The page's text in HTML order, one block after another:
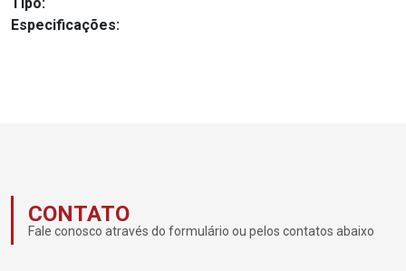
Especificações:
CONTATO
Fale conosco através do formulário ou pelos contatos abaixo